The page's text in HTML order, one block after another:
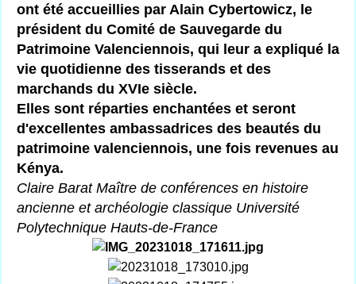
ont été accueillies par Alain Cybertowicz, le
président du Comité de Sauvegarde du
Patrimoine Valenciennois, qui leur a expliqué la
vie quotidienne des tisserands et des
marchands du XVIe siècle.
Elles sont réparties enchantées et seront
d'excellentes ambassadrices des beautés du
patrimoine valenciennois, une fois revenues au
Kénya.
Claire Barat Maître de conférences en histoire
ancienne et archéologie classique Université
Polytechnique Hauts-de-France